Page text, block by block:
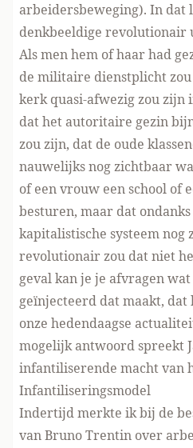
arbeidersbeweging). In dat
denkbeeldige revolutionair
Als men hem of haar had
de militaire dienstplicht
kerk quasi-afwezig zou zijn
dat het autoritaire gezin
zou zijn, dat de oude
nauwelijks nog zichtbaar
of een vrouw een school of
besturen, maar dat
kapitalistische systeem nog
revolutionair zou dat niet
geval kan je je afvragen
geïnjecteerd dat maakt, dat
onze hedendaagse
mogelijk antwoord spreekt
infantiliserende macht van
Infantiliseringsmodel
Indertijd merkte ik bij de
van Bruno Trentin over